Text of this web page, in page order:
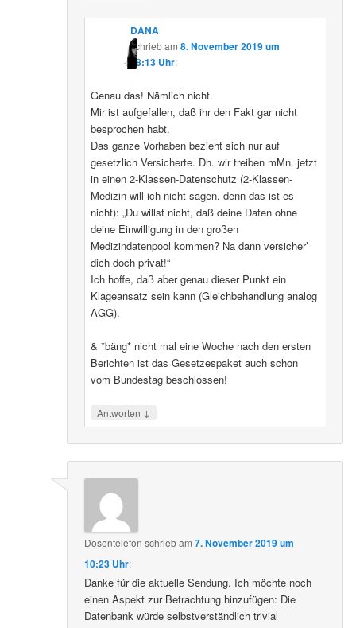
DANA
schriebam 8. November 2019 um
08:13 Uhr:
Genau das! Nämlich nicht.
Mir ist aufgefallen, daß ihr den Fakt gar nicht
besprochen habt.
Das ganze Vorhaben bezieht sich nur auf
gesetzlich Versicherte. Dh. wir treiben mMn. jetzt
in einen 2-Klassen-Datenschutz (2-Klassen-
Medizin will ich nicht sagen, denn das ist es
nicht): „Du willst nicht, daß deine Daten ohne
deine Einwilligung in den großen
Medizindatenpool kommen? Na dann versicher’
dich doch privat!“
Ich hoffe, daß aber genau dieser Punkt ein
Klageansatz sein kann (Gleichbehandlung analog
AGG).
& *bäng* nicht mal eine Woche nach den ersten
Berichten ist das Gesetzespaket auch schon
vom Bundestag beschlossen!
Antworten ↓
Dosentelefon schriebam7. November 2019 um
10:23 Uhr:
Danke für die aktuelle Sendung. Ich möchte noch
einen Aspekt zur Betrachtung hinzufügen: Die
Datenbank würde selbstverständlich trivial